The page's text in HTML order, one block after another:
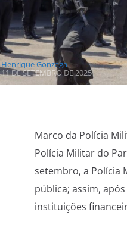
Henrique Gonzaga
11 DE SETEMBRO DE 2025
Marco da Polícia
Polícia Militar do
setembro, a Polícia
pública; assim,
instituições